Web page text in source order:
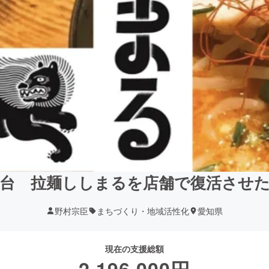
拉麺ししまるを店舗で復活させ
野村宗臣 まちづくり・地域活性化 愛知県
現在の支援総額